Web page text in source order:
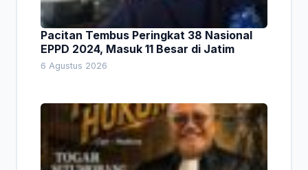
Pacitan Tembus Peringkat 38 Nasional
EPPD 2024, Masuk 11 Besar di Jatim
6 Agustus 2026